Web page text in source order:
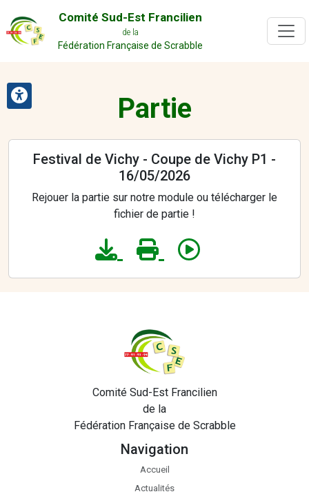
Comité Sud-Est Francilien
de la
Fédération Française de Scrabble
Partie
Festival de Vichy - Coupe de Vichy P1 -
16/05/2026
Rejouer la partie sur notre module ou télécharger le
fichier de partie !
Comité Sud-Est Francilien
de la
Fédération Française de Scrabble
Navigation
Accueil
Actualités